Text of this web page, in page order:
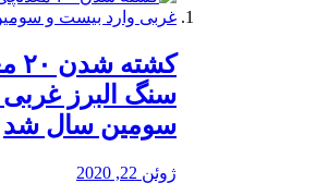
سنگ البرز
سومین سال شد
ژوئن 22, 2020